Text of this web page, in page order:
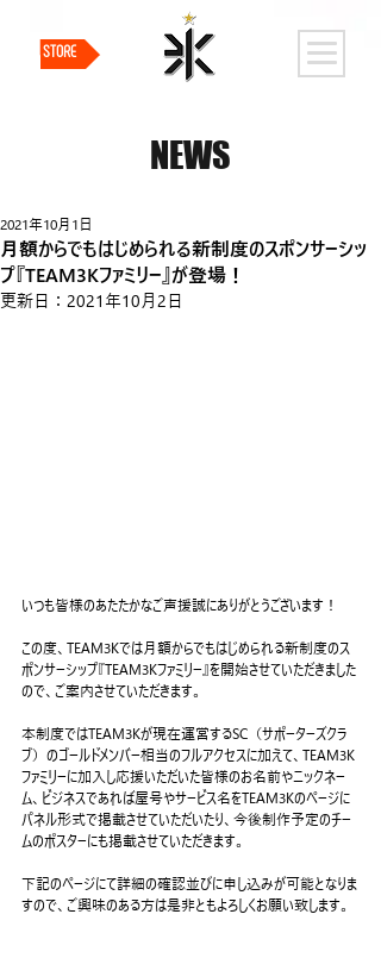
STORE
NEWS
月額からでもはじめられる新制度のスポンサーシッ
プ『TEAM3Kファミリー』が登場！
2021年10月1日
更新日： 2021年10月2日
いつも皆様のあたたかなご声援誠にありがとうございます！
この度、TEAM3Kでは月額からでもはじめられる新制度のス
ポンサーシップ『TEAM3Kファミリー』を開始させていただきました
ので、ご案内させていただきます。
本制度ではTEAM3Kが現在運営するSC（サポーターズクラ
ブ）のゴールドメンバー相当のフルアクセスに加えて、TEAM3K
ファミリーに加入し応援いただいた皆様のお名前やニックネー
ム、ビジネスであれば屋号やサービス名をTEAM3Kのページに
パネル形式で掲載させていただいたり、今後制作予定のチー
ムのポスターにも掲載させていただきます。
下記のページにて詳細の確認並びに申し込みが可能となりま
すので、ご興味のある方は是非ともよろしくお願い致します。